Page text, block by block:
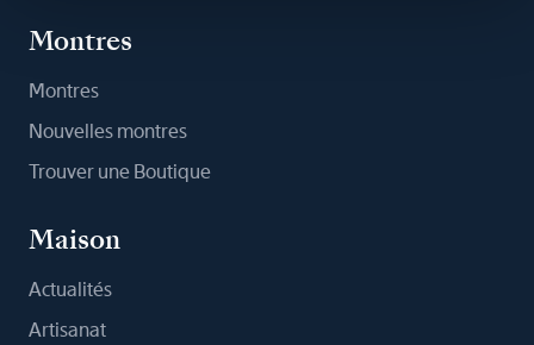
Montres
Montres
Nouvelles montres
Trouver une Boutique
Maison
Actualités
Artisanat